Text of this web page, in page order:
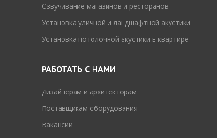
Озвучивание магазинов и ресторанов
Установка уличной и ландшафтной акустики
Установка потолочной акустики в квартире
РАБОТАТЬ С НАМИ
Дизайнерам и архитекторам
Поставщикам оборудования
Вакансии